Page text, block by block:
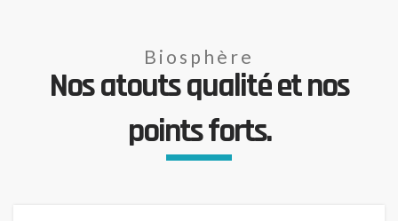
Biosphère
Nos atouts qualité et nos
points forts.